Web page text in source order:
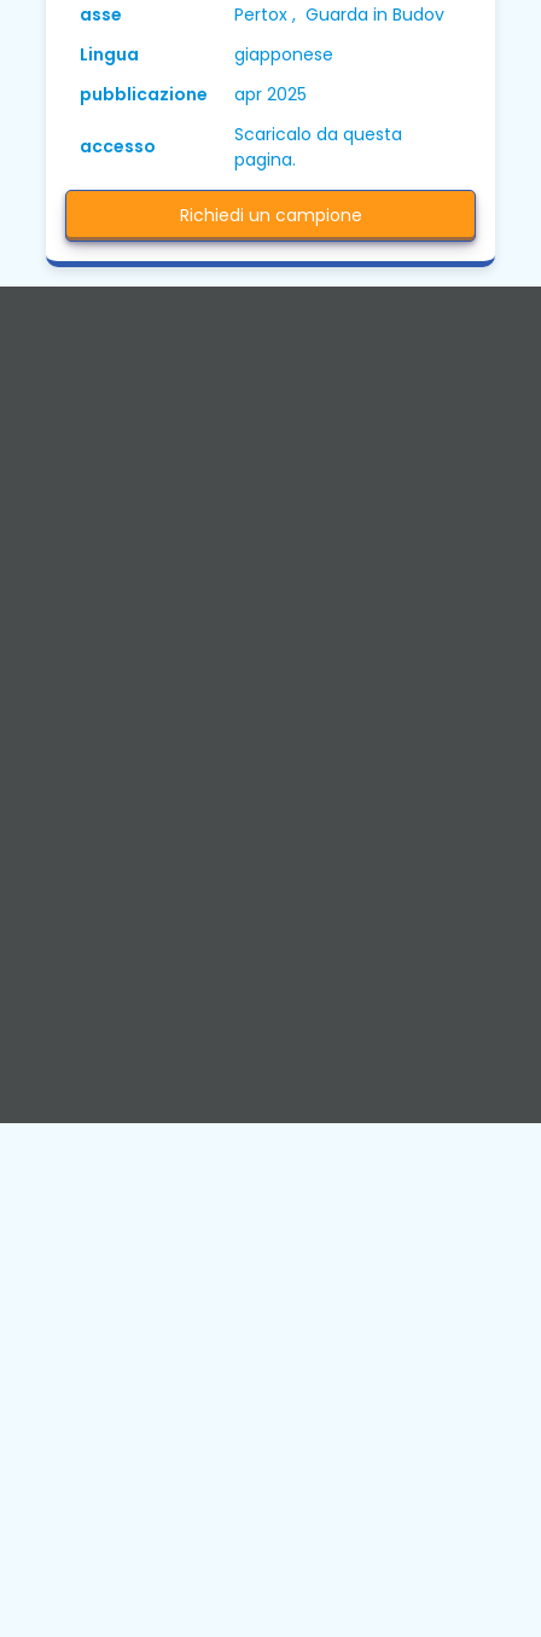
asse
Pertox , Guarda in Budov
Lingua
giapponese
pubblicazione
apr 2025
accesso
Scaricalo da questa
pagina.
Richiedi un campione